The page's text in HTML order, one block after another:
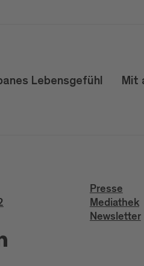
Lebensgefühl Mit
Presse
Mediathek
Newsletter